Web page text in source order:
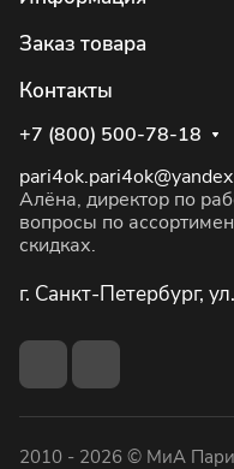
Заказ товара
Контакты
+7 (800) 500-78-18
Алёна, директор по
вопросы по
скидках.
г. Санкт-Петербург,
2010 - 2026 © МиА